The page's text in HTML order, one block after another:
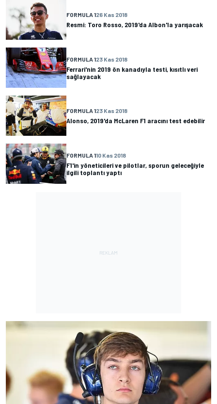
FORMULA 126 Kas 2018
Resmi: Toro Rosso, 2019'da Albon'la yarışacak
FORMULA 123 Kas 2018
Ferrari'nin 2019 ön kanadıyla testi, kısıtlı veri
sağlayacak
FORMULA 123 Kas 2018
Alonso, 2019'da McLaren F1 aracını test edebilir
FORMULA 110 Kas 2018
F1'in yöneticileri ve pilotlar, sporun geleceğiyle
ilgili toplantı yaptı